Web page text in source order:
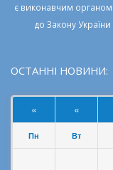
є виконавчим органом
до Закону
ОСТАННІ НОВИНИ:
« «
Пн Вт